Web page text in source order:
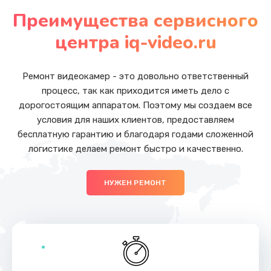
Заказать
от 490 руб.
Заказать
Замена передней камеры
от 490 руб.
Замена полифонического динамика
Замена антенны
Преимущества сервисного
центра iq-video.ru
Ремонт видеокамер - это довольно ответственный
процесс, так как приходится иметь дело с
дорогостоящим аппаратом. Поэтому мы создаем все
условия для наших клиентов, предоставляем
бесплатную гарантию и благодаря годами сложенной
логистике делаем ремонт быстро и качественно.
НУЖЕН РЕМОНТ